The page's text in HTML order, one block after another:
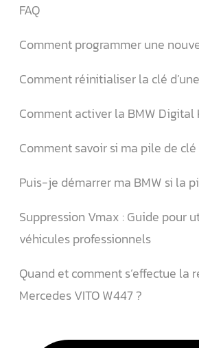
FAQ
Comment programmer une
Comment réinitialiser la clé
Comment activer la BMW Digital
Comment savoir si ma pile de
Puis-je démarrer ma BMW si la
Suppression Vmax : Guide pour
véhicules professionnels
Quand et comment s’effectue la
Mercedes VITO W447 ?